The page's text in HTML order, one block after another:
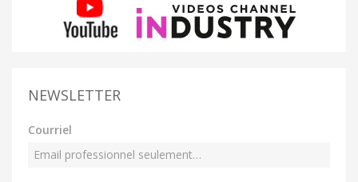
NEWSLETTER
Courriel